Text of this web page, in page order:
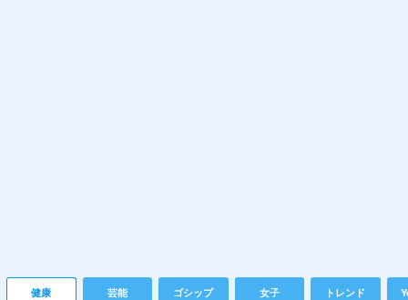
健康 芸能 ゴシップ 女子 トレンド